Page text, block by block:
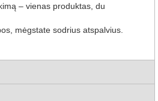
– vienas produktas, du
mėgstate sodrius atspalvius.